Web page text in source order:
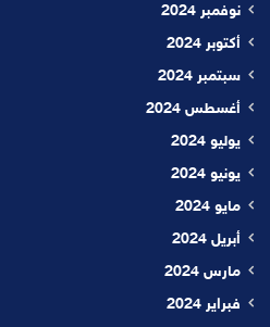
نوفمبر 2024
أكتوبر 2024
سبتمبر 2024
أغسطس 2024
يوليو 2024
يونيو 2024
مايو 2024
أبريل 2024
مارس 2024
فبراير 2024